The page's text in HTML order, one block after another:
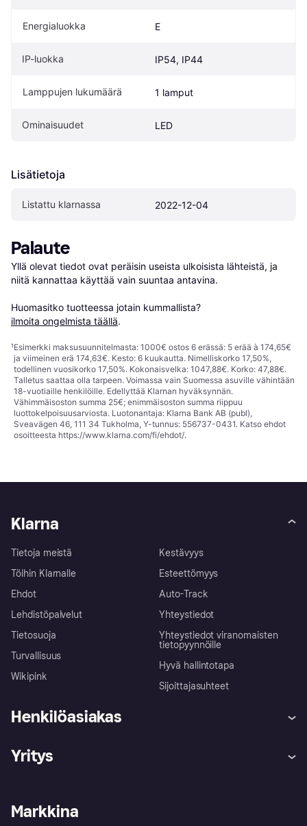
Energialuokka E
IP-luokka IP54, IP44
Lamppujen lukumäärä 1 lamput
Ominaisuudet LED
Lisätietoja
Listattu klarnassa 2022-12-04
Palaute
Yllä olevat tiedot ovat peräisin useista ulkoisista lähteistä, ja
niitä kannattaa käyttää vain suuntaa antavina.
Huomasitko tuotteessa jotain kummallista?
ilmoita ongelmista täällä.
¹Esimerkki maksusuunnitelmasta: 1000€ ostos 6 erässä: 5 erää à 174,65€
ja viimeinen erä 174,63€. Kesto: 6 kuukautta. Nimelliskorko 17,50%,
todellinen vuosikorko 17,50%. Kokonaisvelka: 1047,88€. Korko: 47,88€.
Talletus saattaa olla tarpeen. Voimassa vain Suomessa asuville vähintään
18-vuotiaille henkilöille. Edellyttää Klarnan hyväksynnän.
Vähimmäisoston summa 25€; enimmäisoston summa riippuu
luottokelpoisuusarviosta. Luotonantaja: Klarna Bank AB (publ),
Sveavägen 46, 111 34 Tukholma, Y-tunnus: 556737-0431. Katso ehdot
osoitteesta https://www.klarna.com/fi/ehdot/.
Klarna
Tietoja meistä
Töihin Klarnalle
Ehdot
Lehdistöpalvelut
Tietosuoja
Turvallisuus
Wikipink
Kestävyys
Esteettömyys
Auto-Track
Yhteystiedot
Yhteystiedot viranomaisten
tietopyynnöille
Hyvä hallintotapa
Sijoittajasuhteet
Henkilöasiakas
Kirjaudu sisään
Tutustu kauppoihin
Yritys
Kirjaudu sisään yrityksenä
Markkina